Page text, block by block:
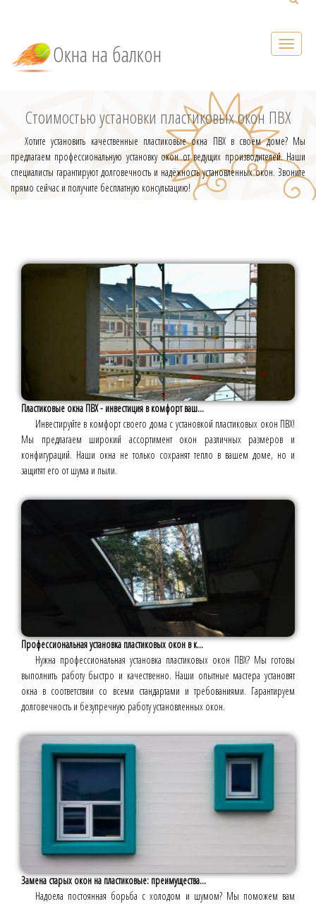
Окна на балкон
Стоимостью установки пластиковых окон ПВХ
Хотите установить качественные пластиковые окна ПВХ в своём доме? Мы
предлагаем профессиональную установку окон от ведущих производителей. Наши
специалисты гарантируют долговечность и надёжность установленных окон. Звоните
прямо сейчас и получите бесплатную консультацию!
Пластиковые окна ПВХ - инвестиция в комфорт ваш...
Инвестируйте в комфорт своего дома с установкой пластиковых окон ПВХ!
Мы предлагаем широкий ассортимент окон различных размеров и
конфигураций. Наши окна не только сохранят тепло в вашем доме, но и
защитят его от шума и пыли.
Профессиональная установка пластиковых окон в к...
Нужна профессиональная установка пластиковых окон ПВХ? Мы готовы
выполнить работу быстро и качественно. Наши опытные мастера установят
окна в соответствии со всеми стандартами и требованиями. Гарантируем
долговечность и безупречную работу установленных окон.
Замена старых окон на пластиковые: преимущества...
Надоела постоянная борьба с холодом и шумом? Мы поможем вам